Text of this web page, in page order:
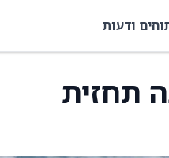
ודעות
2025 ומציגה תחזית